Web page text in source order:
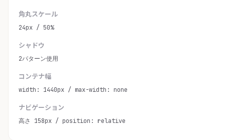
角丸スケール
24px / 50%
シャドウ
2パターン使用
コンテナ幅
width: 1440px / max-width: none
ナビゲーション
高さ 158px / position: relative